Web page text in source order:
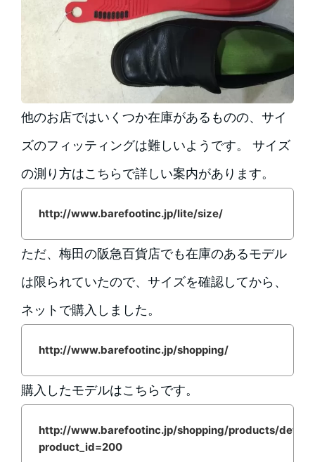
他のお店ではいくつか在庫があるものの、サイ
ズのフィッティングは難しいようです。 サイズ
の測り方はこちらで詳しい案内があります。
http://www.barefootinc.jp/lite/size/
ただ、梅田の阪急百貨店でも在庫のあるモデル
は限られていたので、サイズを確認してから、
ネットで購入しました。
http://www.barefootinc.jp/shopping/
購入したモデルはこちらです。
http://www.barefootinc.jp/shopping/products/
product_id=200